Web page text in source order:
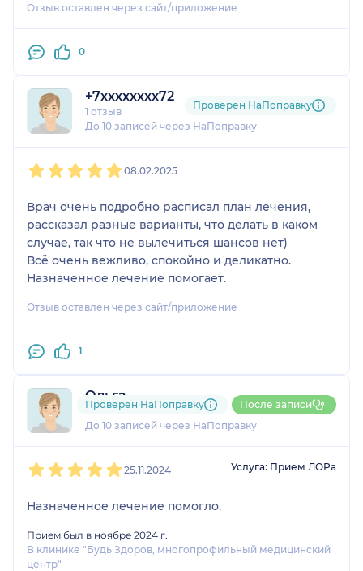
Отзыв оставлен через сайт/приложение
0
+7xxxxxxxx72
1 отзыв
До 10 записей через НаПоправку
Проверен НаПоправку
08.02.2025
Врач очень подробно расписал план лечения,
рассказал разные варианты, что делать в каком
случае, так что не вылечиться шансов нет)
Всё очень вежливо, спокойно и деликатно.
Назначенное лечение помогает.
Отзыв оставлен через сайт/приложение
1
Ольга
4 отзыва
До 10 записей через НаПоправку
Проверен НаПоправку После записи
25.11.2024 Услуга: Прием ЛОРа
Назначенное лечение помогло.
Прием был в ноябре 2024 г.
В клинике "Будь Здоров, многопрофильный медицинский
центр"